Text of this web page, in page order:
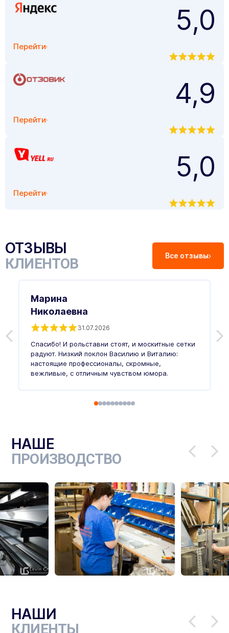
Перейти
5,0
Перейти
4,9
Перейти
5,0
ОТЗЫВЫ
КЛИЕНТОВ Все отзывы
Марина
Николаевна
31.07.2026
Спасибо! И рольставни стоят, и москитные сетки
радуют. Низкий поклон Василию и Виталию:
настоящие профессионалы, скромные,
вежливые, с отличным чувством юмора.
НАШЕ
ПРОИЗВОДСТВО
НАШИ
КЛИЕНТЫ